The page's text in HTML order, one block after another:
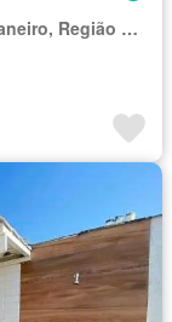
Região Geográfica Imediata do Rio de Janeiro, Região Metropolitana do Rio de Janeiro